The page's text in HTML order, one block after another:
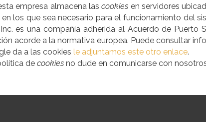
empresa almacena lascookies en servidores
los que sea necesario para el funcionamiento del
es una compañía adherida al Acuerdo de
acorde a la normativa europea. Puede consultar
da a las cookies le adjuntamos este otro enlace.
de cookies no dude en comunicarse con